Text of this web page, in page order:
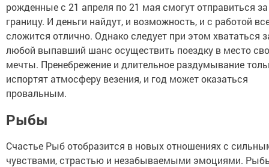
рожденные с 21 апреля по 21 мая смогут отправиться за
границу. И деньги найдут, и возможность, и с работой
сложится отлично. Однако следует при этом хвататься
любой выпавший шанс осуществить поездку в место
мечты. Пренебрежение и длительное раздумывание
испортят атмосферу везения, и год может оказаться
провальным.
Рыбы
Счастье Рыб отобразится в новых отношениях с
чувствами, страстью и незабываемыми эмоциями.